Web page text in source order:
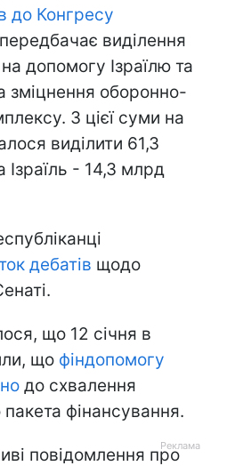
до Конгресу
виділення
допомогу Ізраїлю та
зміцнення оборонно-
З цієї суми на
виділити 61,3
Ізраїль - 14,3 млрд
дебатів щодо
що 12 січня в
що фіндопомогу
до схвалення
фінансування.
повідомлення про